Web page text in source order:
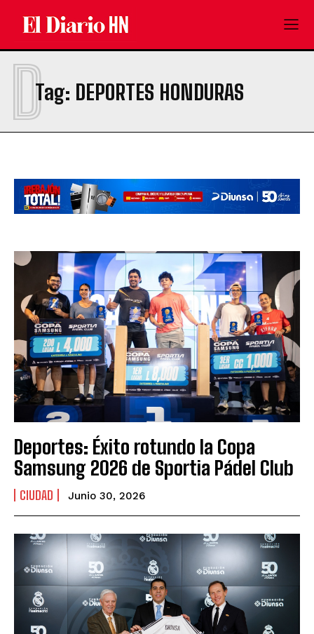
Tag: DEPORTES HONDURAS
D
Deportes: Éxito rotundo la Copa
Samsung 2026 de Sportia Pádel Club
CIUDAD Junio 30, 2026